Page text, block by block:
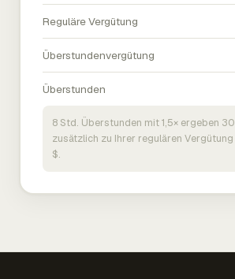
Reguläre Vergütung
Überstundenvergütung
Überstunden
8 Std. Überstunden mit 1,5× ergeben
zusätzlich zu Ihrer regulären
$.